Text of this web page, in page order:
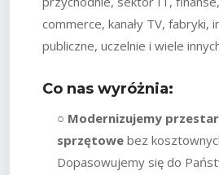
commerce, kanały TV, fabryki,
publiczne, uczelnie i wiele
Co nas wyróżnia:
○ Modernizujemy
sprzętowe bez
Dopasowujemy się do